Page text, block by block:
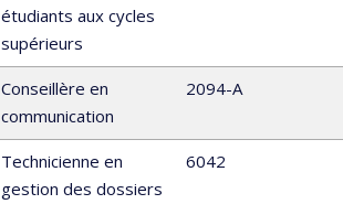
étudiants aux cycles
supérieurs
Conseillère en
communication
2094-A
Technicienne en
gestion des dossiers
6042